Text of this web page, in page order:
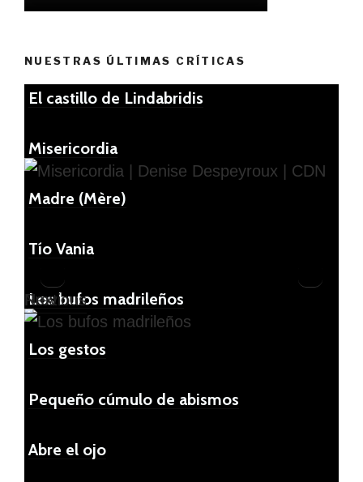
NUESTRAS ÚLTIMAS CRÍTICAS
El castillo de Lindabridis
Misericordia
Madre (Mère)
Tío Vania
Los bufos madrileños
Los gestos
Pequeño cúmulo de abismos
Abre el ojo
Pr
evi
s
Previous
Next